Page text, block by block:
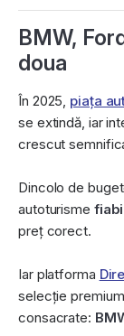
BMW,
doua
În 2025, piața
se extindă, iar
crescut
Dincolo de
autoturisme
preț corect.
Iar platforma
selecție
consacrate: